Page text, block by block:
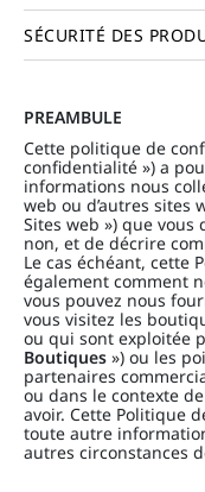
SÉCURITÉ DES
PREAMBULE
Cette politique de
confidentialité ») a
informations nous
web ou d’autres sites
Sites web ») que vous
non, et de décrire
Le cas échéant, cette
également comment
vous pouvez nous
vous visitez les
ou qui sont exploitée
Boutiques ») ou les
partenaires
ou dans le contexte
avoir. Cette Politique
toute autre
autres circonstances